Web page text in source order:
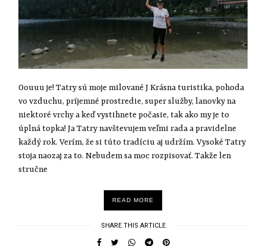
Oouuu je! Tatry sú moje milované J Krásna turistika, pohoda
vo vzduchu, príjemné prostredie, super služby, lanovky na
niektoré vrchy a keď vystihnete počasie, tak ako my je to
úplná topka! Ja Tatry navštevujem veľmi rada a pravidelne
každý rok. Verím, že si túto tradíciu aj udržím. Vysoké Tatry
stoja naozaj za to. Nebudem sa moc rozpisovať. Takže len
stručne
READ MORE
SHARE THIS ARTICLE